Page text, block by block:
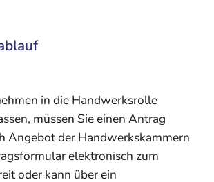
in die Handwerksrolle
müssen Sie einen Antrag
Angebot der Handwerkskammern
elektronisch zum
oder kann über ein